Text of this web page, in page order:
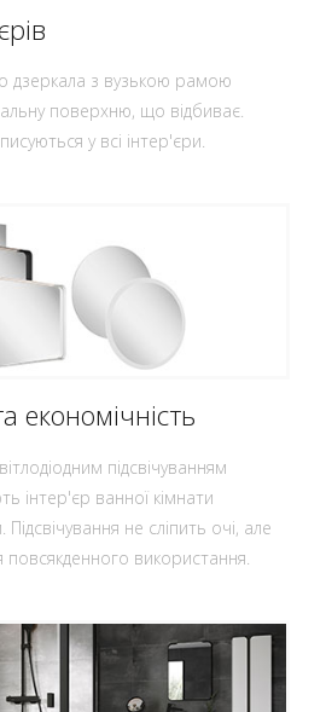
дзеркала з вузькою рамою
поверхню, що відбиває.
у всі інтер'єри.
економічність
підсвічуванням
інтер'єр ванної кімнати
не сліпить очі, але
повсякденного використання.